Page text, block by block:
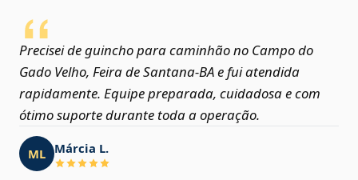
Precisei de guincho para caminhão no Campo do
Gado Velho, Feira de Santana‑BA e fui atendida
rapidamente. Equipe preparada, cuidadosa e com
ótimo suporte durante toda a operação.
ML Márcia L.